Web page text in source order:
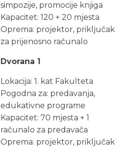
simpozije, promocije knjiga
Kapacitet: 120 + 20 mjesta
Oprema: projektor, priključak
za prijenosno računalo
Dvorana 1
Lokacija: 1. kat Fakulteta
Pogodna za: predavanja,
edukativne programe
Kapacitet: 70 mjesta + 1
računalo za predavača
Oprema: projektor, priključak